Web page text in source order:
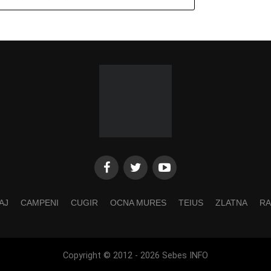
CAMPENI CUGIR OCNA MURES TEIUS ZLATNA
Copyright © 2012 - 2026 Sebes INFO